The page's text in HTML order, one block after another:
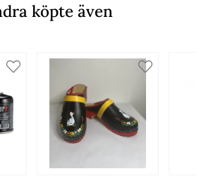
köpte även